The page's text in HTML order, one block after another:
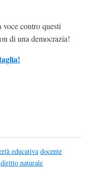
contro questi
di una democrazia!
educativa docente
diritto naturale